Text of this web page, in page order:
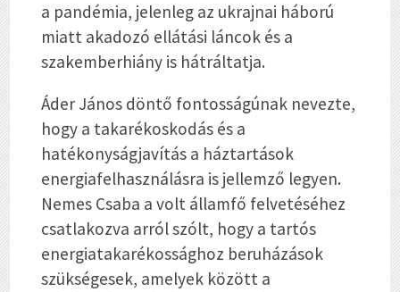
a pandémia, jelenleg az ukrajnai háború
miatt akadozó ellátási láncok és a
szakemberhiány is hátráltatja.
Áder János döntő fontosságúnak nevezte,
hogy a takarékoskodás és a
hatékonyságjavítás a háztartások
energiafelhasználásra is jellemző legyen.
Nemes Csaba a volt államfő felvetéséhez
csatlakozva arról szólt, hogy a tartós
energiatakarékossághoz beruházások
szükségesek, amelyek között a